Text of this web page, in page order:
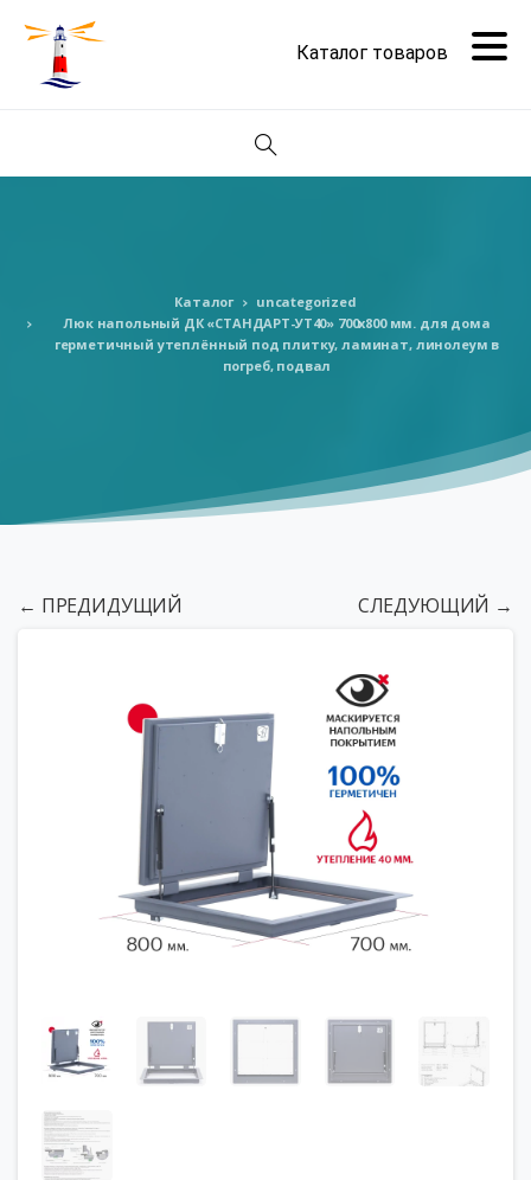
Поиск
Каталог
uncategorized
Люк напольный ДК «СТАНДАРТ-УТ40» 700х800 мм. для дома
герметичный утеплённый под плитку, ламинат, линолеум в
погреб, подвал
← ПРЕДИДУЩИЙ СЛЕДУЮЩИЙ →